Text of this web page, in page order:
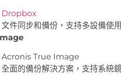
Dropbox
文件同步和備份，支持多設備使
Acronis True Image
全面的備份解決方案，支持系統